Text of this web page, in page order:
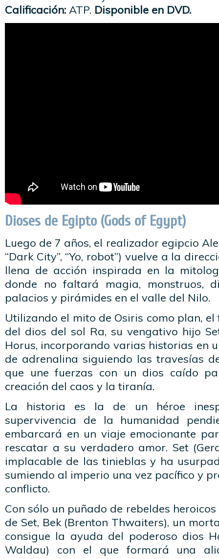
Calificación: ATP. Disponible en DVD.
Dioses de Egipto (Gods of Egypt)
Luego de 7 años, el realizador egipcio
“Dark City”, “Yo, robot”) vuelve a la
llena de acción inspirada en la
donde no faltará magia, monstruos,
palacios y pirámides en el valle del Nilo.
Utilizando el mito de Osiris como plan,
del dios del sol Ra, su vengativo hijo
Horus, incorporando varias historias en
de adrenalina siguiendo las travesías
que une fuerzas con un dios caído
creación del caos y la tiranía.
La historia es la de un héroe
supervivencia de la humanidad
embarcará en un viaje emocionante
rescatar a su verdadero amor. Set
implacable de las tinieblas y ha
sumiendo al imperio una vez pacífico y
conflicto.
Con sólo un puñado de rebeldes
de Set, Bek (Brenton Thwaiters), un
consigue la ayuda del poderoso dios
Waldau) con el que formará una